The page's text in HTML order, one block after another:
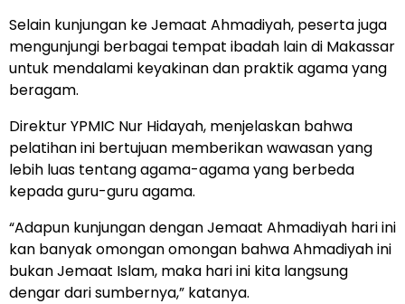
Selain kunjungan ke Jemaat Ahmadiyah, peserta juga
mengunjungi berbagai tempat ibadah lain di Makassar
untuk mendalami keyakinan dan praktik agama yang
beragam.
Direktur YPMIC Nur Hidayah, menjelaskan bahwa
pelatihan ini bertujuan memberikan wawasan yang
lebih luas tentang agama-agama yang berbeda
kepada guru-guru agama.
“Adapun kunjungan dengan Jemaat Ahmadiyah hari ini
kan banyak omongan omongan bahwa Ahmadiyah ini
bukan Jemaat Islam, maka hari ini kita langsung
dengar dari sumbernya,” katanya.